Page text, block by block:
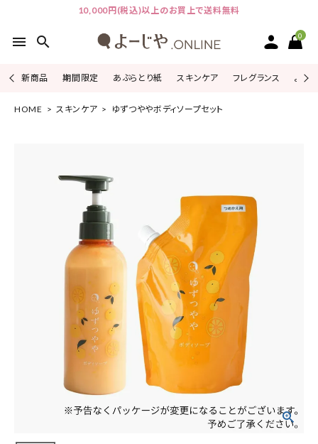
10,000円(税込)以上のお買上で送料無料
menu search 0
新商品 期間限定 あぶらとり紙 スキンケア フレグランス よじ
ACCOUNT MENU
カテゴリーから探す
よーじやについて
ご利用ガイド
HOME スキンケア ゆずつややボディソープセット